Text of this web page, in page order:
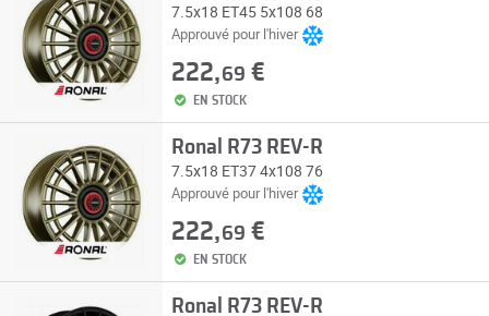
7.5x18 ET45 5x108 68
Approuvé pour l'hiver
222,69 €
EN STOCK
Ronal R73 REV-R
7.5x18 ET37 4x108 76
Approuvé pour l'hiver
222,69 €
EN STOCK
Ronal R73 REV-R